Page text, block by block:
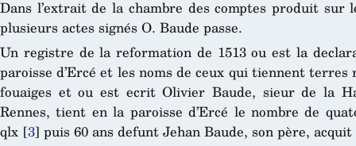
Dans l’extrait de la chambre des comptes produit
plusieurs actes signés O. Baude passe.
Un registre de la reformation de 1513 ou est la
paroisse d’Ercé et les noms de ceux qui tiennent
fouaiges et ou est ecrit Olivier Baude, sieur de la
Rennes, tient en la paroisse d’Ercé le nombre de
qlx [3] puis 60 ans defunt Jehan Baude, son père,